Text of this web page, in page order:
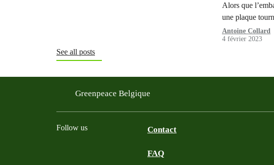
Alors que
une plaque
Antoine Collard
4 février 2023
See all posts
Greenpeace Belgique
Follow us Contact
FAQ